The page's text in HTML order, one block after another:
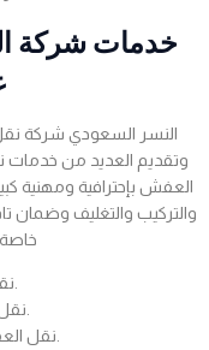
النسر السعودي شركة
وتقديم العديد من خدمات
العفش بإحترافية ومهنية
والتركيب والتغليف وضمان